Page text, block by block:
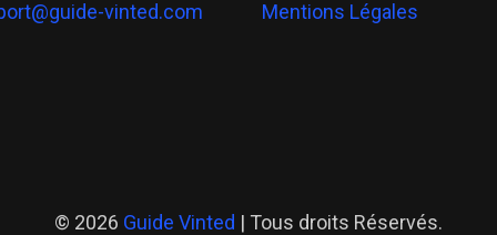
vinted.com Mentions Légales
© 2026 Guide Vinted | Tous droits Réservés.